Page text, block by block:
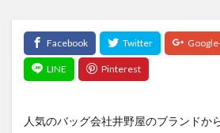
人気のバッグ会社井野屋のブランドか